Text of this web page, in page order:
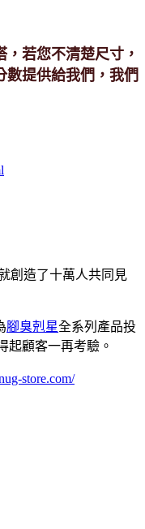
，若您不清楚尺寸，
數提供給我們，我們
創造了十萬人共同見
腳臭剋星全系列產品投
起顧客一再考驗。
store.com/